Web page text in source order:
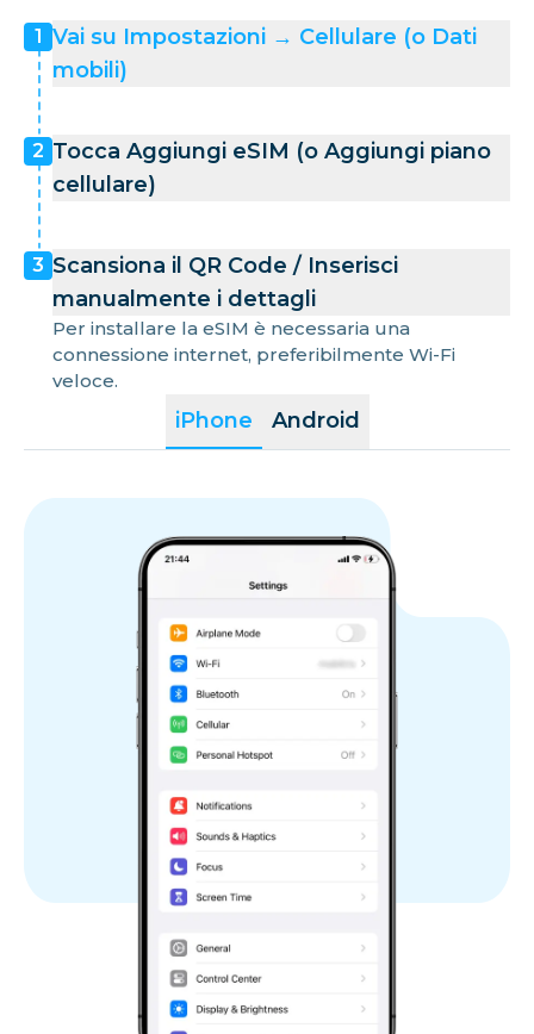
iPhone Android
1 Vai su Impostazioni → Cellulare (o Dati
mobili)
2 Tocca Aggiungi eSIM (o Aggiungi piano
cellulare)
3 Scansiona il QR Code / Inserisci
manualmente i dettagli
Per installare la eSIM è necessaria una
connessione internet, preferibilmente Wi-Fi
veloce.